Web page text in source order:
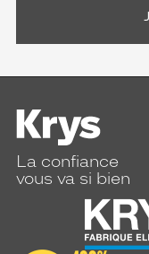
La confiance
vous va si bien